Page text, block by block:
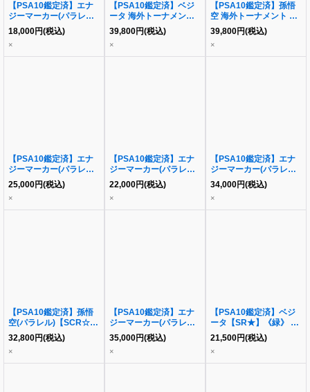
【PSA10鑑定済】エナ
ジーマーカー(パラレル
版/人造人間17号)《-》
{E01-09}
18,000円(税込)
×
【PSA10鑑定済】ベジ
ータ 海外トーナメント
プロモ《PR☆》{FP-
007}
39,800円(税込)
×
【PSA10鑑定済】孫悟
空 海外トーナメント プ
ロモ《PR☆》{FP-006}
39,800円(税込)
×
【PSA10鑑定済】エナ
ジーマーカー(パラレル
版/ブロリー)《-》{E01-
03}
25,000円(税込)
×
【PSA10鑑定済】エナ
ジーマーカー(パラレル
版/ベジータ)《-》{E01-
02}
22,000円(税込)
×
【PSA10鑑定済】エナ
ジーマーカー(パラレル
版/ゴクウブラック)《-》
{E01-07}
34,000円(税込)
×
【PSA10鑑定済】孫悟
空(パラレル)【SCR☆】
{FB01-139}《-》{01-
139}
32,800円(税込)
×
【PSA10鑑定済】エナ
ジーマーカー(パラレル
版/孫悟空)《-》{E01-
05}
35,000円(税込)
×
【PSA10鑑定済】ベジ
ータ【SR★】《緑》 [ア
ルティメットバトル版］
《SR》{-}
21,500円(税込)
×